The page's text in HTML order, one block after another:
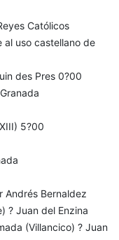
Católicos
al uso castellano de
des Pres 0?00
5?00
Andrés Bernaldez
? Juan del Enzina
(Villancico) ? Juan